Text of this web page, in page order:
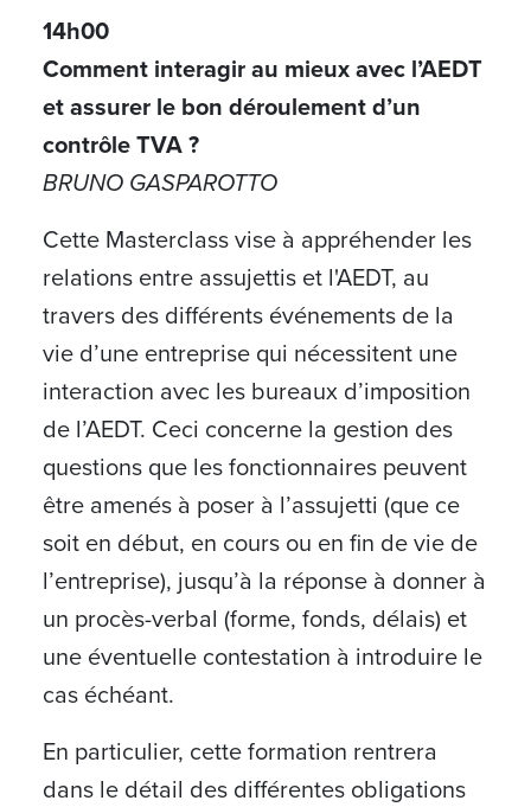
14h00
Comment interagir au mieux avec l’AEDT
et assurer le bon déroulement d’un
contrôle TVA ?
BRUNO GASPAROTTO
Cette Masterclass vise à appréhender les
relations entre assujettis et l'AEDT, au
travers des différents événements de la
vie d’une entreprise qui nécessitent une
interaction avec les bureaux d’imposition
de l’AEDT. Ceci concerne la gestion des
questions que les fonctionnaires peuvent
être amenés à poser à l’assujetti (que ce
soit en début, en cours ou en fin de vie de
l’entreprise), jusqu’à la réponse à donner à
un procès-verbal (forme, fonds, délais) et
une éventuelle contestation à introduire le
cas échéant.
En particulier, cette formation rentrera
dans le détail des différentes obligations